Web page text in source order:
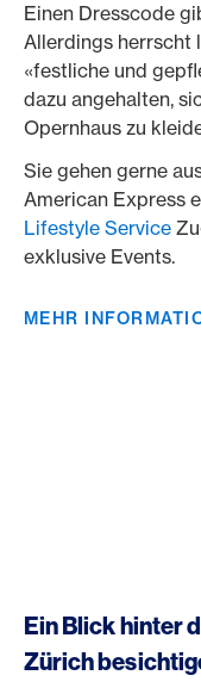
Einen Dresscode
Allerdings herrscht
«festliche und
dazu angehalten,
Opernhaus zu
Sie gehen gerne
American Express
Lifestyle Service
exklusive Events.
MEHR
Ein Blick hinter
Zürich